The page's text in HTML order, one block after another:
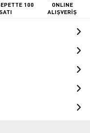
100
ONLINE
ALIŞVERİŞ